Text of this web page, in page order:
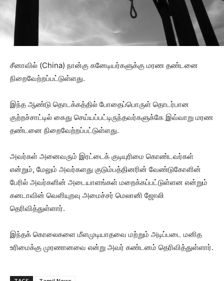
சீனாவில் (China) நான்கு கனேடியர்களுக்கு மரண தண்டனை
நிறைவேற்றப்பட்டுள்ளது.
இந்த ஆண்டு தொடக்கத்தில் போதைப்பொருள் தொடர்பான
குற்றச்சாட்டில் கைது செய்யப்பட்டிருந்தவர்களுக்கே இவ்வாறு மரண
தண்டனை நிறைவேற்றப்பட்டுள்ளது.
அவர்கள் அனைவரும் இரட்டைக் குடியுரிமை கொண்டவர்கள்
என்றும், மேலும் அவர்களது குடும்பத்தினரின் வேண்டுகோளின்
பேரில் அவர்களின் அடையாளங்கள் மறைக்கப்பட்டுள்ளன என்றும்
கனடாவின் வெளியுறவு அமைச்சர் மெலானி ஜோலி
தெரிவித்துள்ளார்.
இந்தக் கொலைகளை மீளமுடியாதவை மற்றும் அடிப்படை மனித
உரிமைக்கு முரணானவை என்று அவர் கண்டனம் தெரிவித்துள்ளார்.